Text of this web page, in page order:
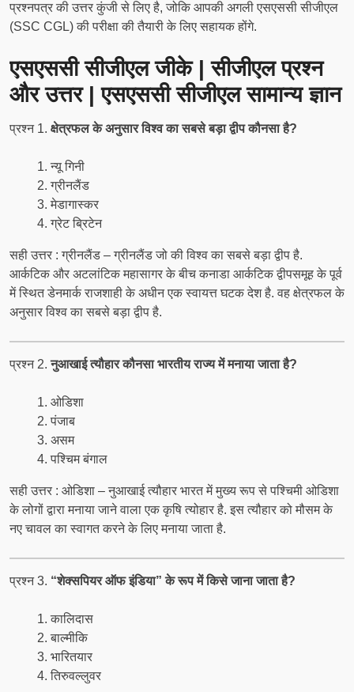
प्रश्नपत्र की उत्तर कुंजी से लिए है, जोकि आपकी अगली एसएससी सीजीएल
(SSC CGL) की परीक्षा की तैयारी के लिए सहायक होंगे.
एसएससी सीजीएल जीके | सीजीएल प्रश्न
और उत्तर | एसएससी सीजीएल सामान्य ज्ञान
प्रश्न 1. क्षेत्रफल के अनुसार विश्व का सबसे बड़ा द्वीप कौनसा है?
न्यू गिनी
ग्रीनलैंड
मेडागास्कर
ग्रेट ब्रिटेन
सही उत्तर : ग्रीनलैंड – ग्रीनलैंड जो की विश्व का सबसे बड़ा द्वीप है.
आर्कटिक और अटलांटिक महासागर के बीच कनाडा आर्कटिक द्वीपसमूह के पूर्व
में स्थित डेनमार्क राजशाही के अधीन एक स्वायत्त घटक देश है. वह क्षेत्रफल के
अनुसार विश्व का सबसे बड़ा द्वीप है.
प्रश्न 2.नुआखाई त्यौहार कौनसा भारतीय राज्य में मनाया जाता है?
ओडिशा
पंजाब
असम
पश्चिम बंगाल
सही उत्तर : ओडिशा – नुआखाई त्यौहार भारत में मुख्य रूप से पश्चिमी ओडिशा
के लोगों द्वारा मनाया जाने वाला एक कृषि त्योहार है. इस त्यौहार को मौसम के
नए चावल का स्वागत करने के लिए मनाया जाता है.
प्रश्न 3. “शेक्सपियर ऑफ इंडिया” के रूप में किसे जाना जाता है?
कालिदास
बाल्मीकि
भारितयार
तिरुवल्लुवर